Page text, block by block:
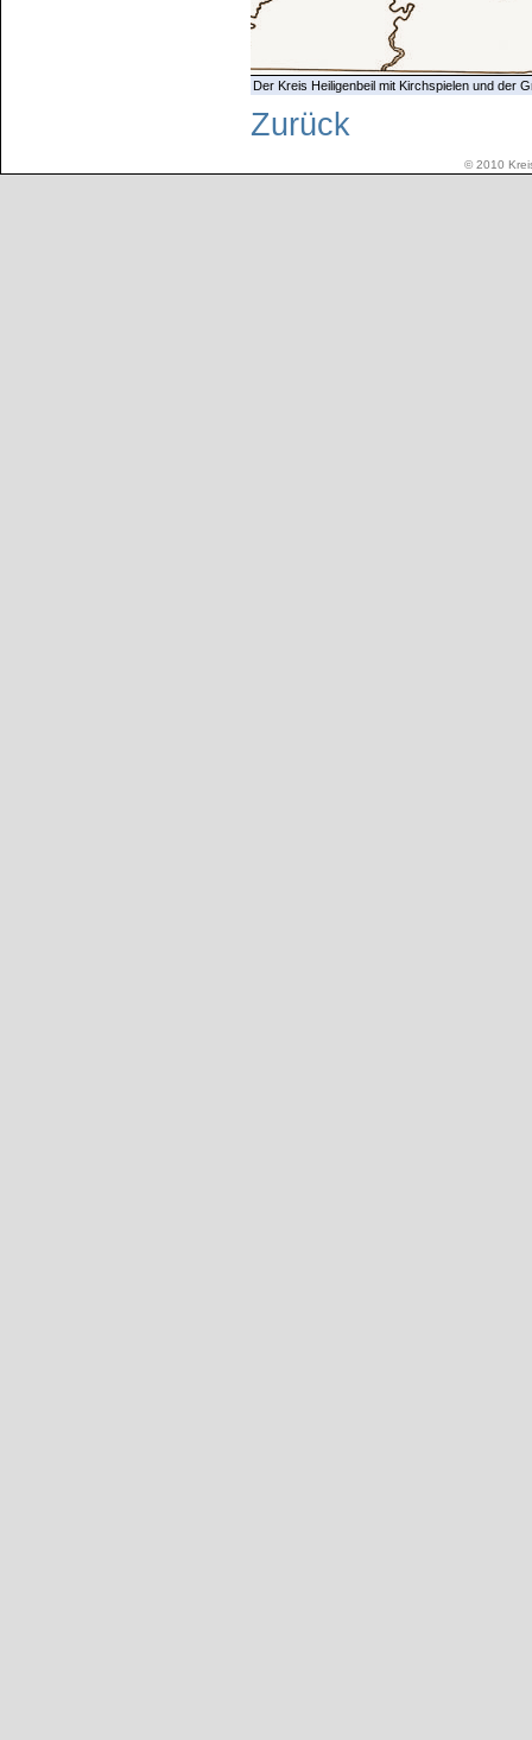
Der Kreis Heiligenbeil mit Kirchspielen und der
Zurück
© 2010